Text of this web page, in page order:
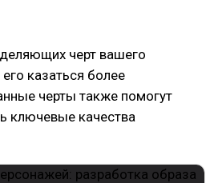
черт вашего
казаться более
черты также помогут
ключевые качества